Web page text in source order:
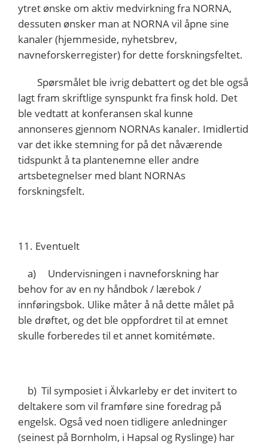
ytret ønske om aktiv medvirkning fra NORNA,
dessuten ønsker man at NORNA vil åpne sine
kanaler (hjemmeside, nyhetsbrev,
navneforskerregister) for dette forskningsfeltet.
Spørsmålet ble ivrig debattert og det ble også
lagt fram skriftlige synspunkt fra finsk hold. Det
ble vedtatt at konferansen skal kunne
annonseres gjennom NORNAs kanaler. Imidlertid
var det ikke stemning for på det nåværende
tidspunkt å ta plantenemne eller andre
artsbetegnelser med blant NORNAs
forskningsfelt.
11. Eventuelt
a) Undervisningen i navneforskning har
behov for av en ny håndbok / lærebok /
innføringsbok. Ulike måter å nå dette målet på
ble drøftet, og det ble oppfordret til at emnet
skulle forberedes til et annet komitémøte.
b) Til symposiet i Älvkarleby er det invitert to
deltakere som vil framføre sine foredrag på
engelsk. Også ved noen tidligere anledninger
(seinest på Bornholm, i Hapsal og Ryslinge) har